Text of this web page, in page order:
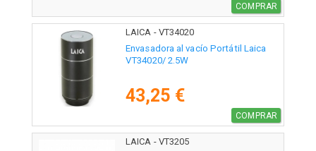
COMPRAR
LAICA - VT34020
Envasadora al vacío Portátil Laica
VT34020/ 2.5W
43,25 €
COMPRAR
LAICA - VT3205